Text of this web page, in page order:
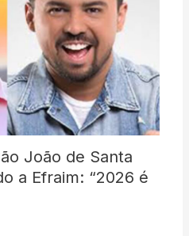
João de Santa
a Efraim: “2026 é